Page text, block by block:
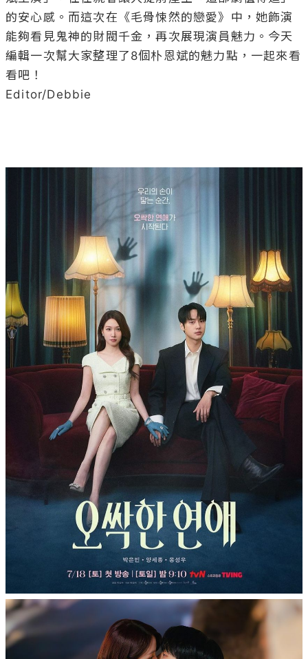
的安心感。而這次在《毛骨悚然的戀愛》中，她飾演
能夠看見鬼神的財閥千金，再次展現演員魅力。今天
編輯一次幫大家整理了8個朴恩斌的魅力點，一起來看
看吧！
Editor/Debbie